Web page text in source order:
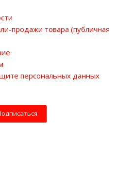
продажи товара (публичная
персональных данных